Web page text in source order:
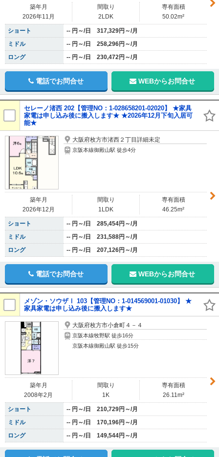
築年月
2026年11月
間取り
2LDK
専有面積
50.02m²
ショート
-- 円～/日 317,329円～/月
ミドル
-- 円～/日 258,296円～/月
ロング
-- 円～/日 230,472円～/月
電話でお問合せ WEBからお問合せ
セレーノ渚西 202【管理NO：1-028658201-02020】 ★家具
家電は申し込み後に搬入します★ ★2026年12月下旬入居可
能★
大阪府枚方市渚西２丁目詳細未定
京阪本線御殿山駅 徒歩4分
築年月
2026年12月
間取り
1LDK
専有面積
46.25m²
ショート
-- 円～/日 285,454円～/月
ミドル
-- 円～/日 231,588円～/月
ロング
-- 円～/日 207,126円～/月
電話でお問合せ WEBからお問合せ
メゾン・ソウザⅠ 103【管理NO：1-014569001-01030】 ★
家具家電は申し込み後に搬入します★
大阪府枚方市小倉町４－４
京阪本線牧野駅 徒歩16分
京阪本線御殿山駅 徒歩15分
築年月
2008年2月
間取り
1K
専有面積
26.11m²
ショート
-- 円～/日 210,729円～/月
ミドル
-- 円～/日 170,196円～/月
ロング
-- 円～/日 149,544円～/月